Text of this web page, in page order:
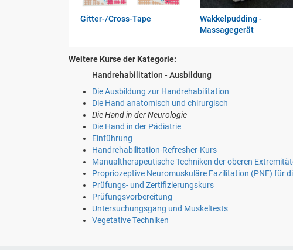
Gitter-/Cross-Tape
Wakkelpudding -
Massagegerät
Weitere Kurse der Kategorie:
Handrehabilitation - Ausbildung
Die Ausbildung zur Handrehabilitation
Die Hand anatomisch und chirurgisch
Die Hand in der Neurologie
Die Hand in der Pädiatrie
Einführung
Handrehabilitation-Refresher-Kurs
Manualtherapeutische Techniken der oberen
Propriozeptive Neuromuskuläre Fazilitation (PNF) für
Prüfungs- und Zertifizierungskurs
Prüfungsvorbereitung
Untersuchungsgang und Muskeltests
Vegetative Techniken